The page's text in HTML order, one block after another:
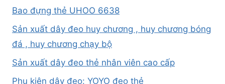
Bao đựng thẻ UHOO 6638
Sản xuất dây đeo huy chương , huy chương bóng
đá , huy chương chạy bộ
Sản xuất dây đeo thẻ nhân viên cao cấp
Phụ kiện dây đeo: YOYO đeo thẻ